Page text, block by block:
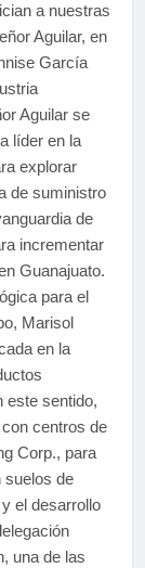
a nuestras
Aguilar, en
García
Aguilar se
líder en la
explorar
de suministro
de
incrementar
Guanajuato.
para el
Marisol
en la
este sentido,
centros de
Corp., para
suelos de
el desarrollo
una de las